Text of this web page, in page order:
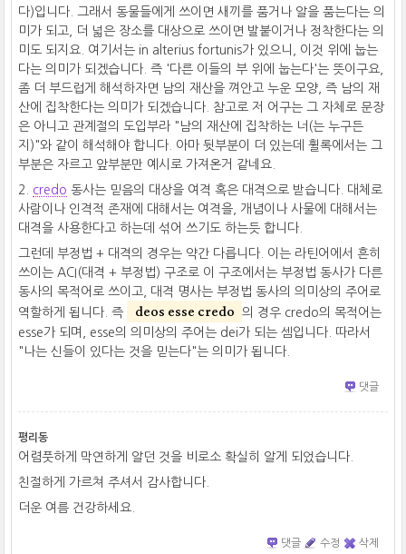
다)입니다. 그래서 동물들에게 쓰이면 새끼를 품거나 알을 품는다는 의
미가 되고, 더 넓은 장소를 대상으로 쓰이면 발붙이거나 정착한다는 의
미도 되지요. 여기서는 in alterius fortunis가 있으니, 이것 위에 눕는
다는 의미가 되겠습니다. 즉 '다른 이들의 부 위에 눕는다'는 뜻이구요,
좀 더 부드럽게 해석하자면 남의 재산을 껴안고 누운 모양, 즉 남의 재
산에 집착한다는 의미가 되겠습니다. 참고로 저 어구는 그 자체로 문장
은 아니고 관계절의 도입부라 "남의 재산에 집착하는 너(는 누구든
지)"와 같이 해석해야 합니다. 아마 뒷부분이 더 있는데 휠록에서는 그
부분은 자르고 앞부분만 예시로 가져온거 같네요.
2. credo 동사는 믿음의 대상을 여격 혹은 대격으로 받습니다. 대체로
사람이나 인격적 존재에 대해서는 여격을, 개념이나 사물에 대해서는
대격을 사용한다고 하는데 섞어 쓰기도 하는듯 합니다.
그런데 부정법 + 대격의 경우는 약간 다릅니다. 이는 라틴어에서 흔히
쓰이는 ACI(대격 + 부정법) 구조로 이 구조에서는 부정법 동사가 다른
동사의 목적어로 쓰이고, 대격 명사는 부정법 동사의 의미상의 주어로
역할하게 됩니다. 즉
deos esse credo
의 경우 credo의 목적어는
esse가 되며, esse의 의미상의 주어는 dei가 되는 셈입니다. 따라서
"나는 신들이 있다는 것을 믿는다"는 의미가 됩니다.
댓글
평리동
어렴풋하게 막연하게 알던 것을 비로소 확실히 알게 되었습니다.
친절하게 가르쳐 주셔서 감사합니다.
더운 여름 건강하세요.
댓글 수정 삭제